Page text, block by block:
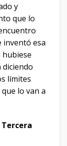
y
que lo
inventó esa
hubiese
límites
lo van a